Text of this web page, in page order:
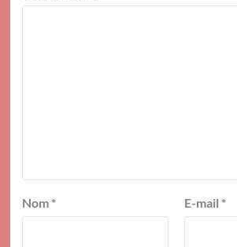
Nom * E-mail *